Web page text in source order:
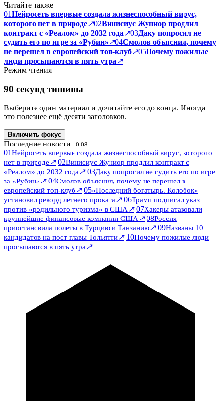
Читайте также
01Нейросеть впервые создала жизнеспособный вирус,
которого нет в природе↗02Винисиус Жуниор продлил
контракт с «Реалом» до 2032 года↗03Даку попросил не
судить его по игре за «Рубин»↗04Смолов объяснил, почему
не перешел в европейский топ-клуб↗05Почему пожилые
люди просыпаются в пять утра↗
Режим чтения
90 секунд тишины
Выберите один материал и дочитайте его до конца. Иногда
это полезнее ещё десяти заголовков.
Включить фокус
Последние новости 10.08
01Нейросеть впервые создала жизнеспособный вирус, которого
нет в природе↗ 02Винисиус Жуниор продлил контракт с
«Реалом» до 2032 года↗ 03Даку попросил не судить его по игре
за «Рубин»↗ 04Смолов объяснил, почему не перешел в
европейский топ-клуб↗ 05«Последний богатырь. Колобок»
установил рекорд летнего проката↗ 06Трамп подписал указ
против «родильного туризма» в США↗ 07Хакеры атаковали
крупнейшие финансовые компании США↗ 08Россия
приостановила полеты в Турцию и Танзанию↗ 09Названы 10
кандидатов на пост главы Тольятти↗ 10Почему пожилые люди
просыпаются в пять утра↗